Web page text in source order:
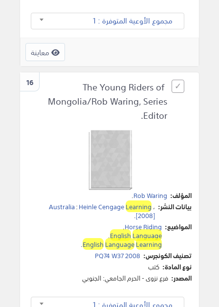
مجموع الأوعية المتوفرة : 1
معاينة
16
The Young Riders of
Mongolia/Rob Waring, Series
Editor.
المؤلف: Rob Waring
.
بيانات النشر:
Australia:Heinle CengageLearning،
[2008]
.
المواضيع: Horse Riding
.
EnglishLanguage
.
EnglishLanguageLearning
.
تصنيف الكونجرس: PQ74 W37 2008
نوع المادة: كتب
المصدر: فرع نزوى - الحرم الجامعي: الجنوبي
مجموع الأوعية المتوفرة : 1